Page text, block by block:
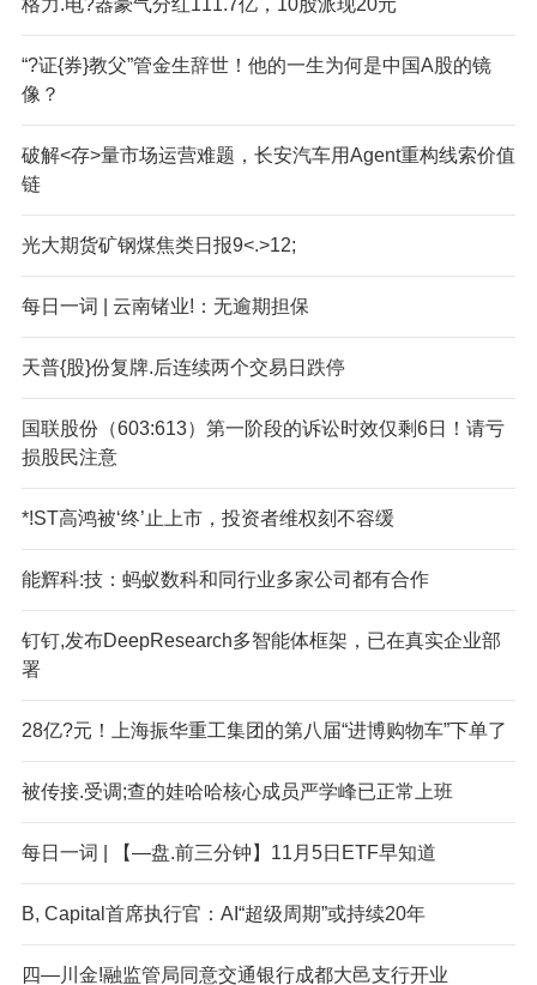
“?证{券}教父”管金生辞世！他的一生为何是中国A股的镜
像？
破解<存>量市场运营难题，长安汽车用Agent重构线索价值
链
光大期货矿钢煤焦类日报9<.>12;
每日一词 | 云南锗业!：无逾期担保
天普{股}份复牌.后连续两个交易日跌停
国联股份（603:613）第一阶段的诉讼时效仅剩6日！请亏
损股民注意
*!ST高鸿被‘终’止上市，投资者维权刻不容缓
能辉科:技：蚂蚁数科和同行业多家公司都有合作
钉钉,发布DeepResearch多智能体框架，已在真实企业部
署
28亿?元！上海振华重工集团的第八届“进博购物车”下单了
被传接.受调;查的娃哈哈核心成员严学峰已正常上班
每日一词 | 【—盘.前三分钟】11月5日ETF早知道
B, Capital首席执行官：AI“超级周期”或持续20年
四—川金!融监管局同意交通银行成都大邑支行开业